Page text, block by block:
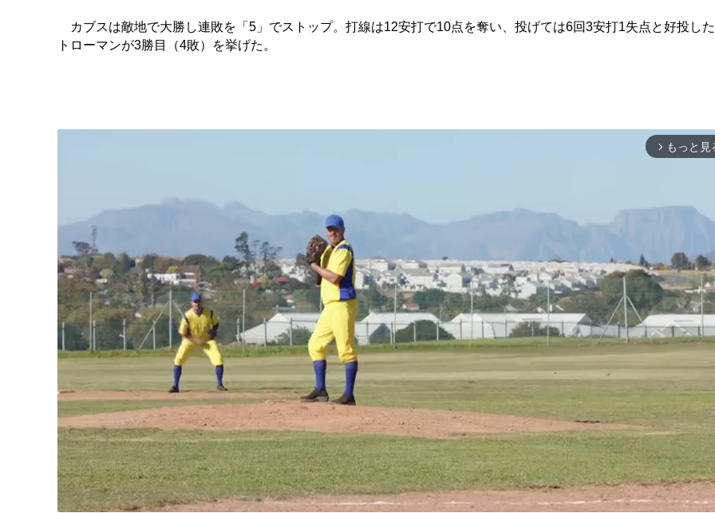
カブスは敵地で大勝し連敗を「5」でストップ。打線は12安打で10点を奪い、投げては6回3安打1失点と好投し
トローマンが3勝目（4敗）を挙げた。
arrow_forward_ios もっと見